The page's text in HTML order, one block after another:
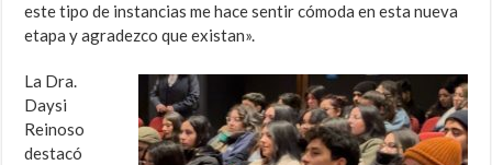
este tipo de instancias me hace sentir cómoda en esta nueva
etapa y agradezco que existan».
La Dra.
Daysi
Reinoso
destacó